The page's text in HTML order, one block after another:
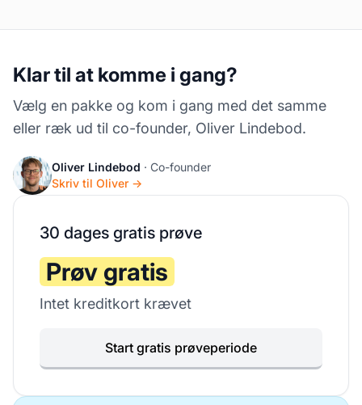
Klar til at komme i gang?
Vælg en pakke og kom i gang med det samme
eller ræk ud til co-founder, Oliver Lindebod.
Oliver Lindebod · Co-founder
Skriv til Oliver →
30 dages gratis prøve
Prøv gratis
Intet kreditkort krævet
Start gratis prøveperiode